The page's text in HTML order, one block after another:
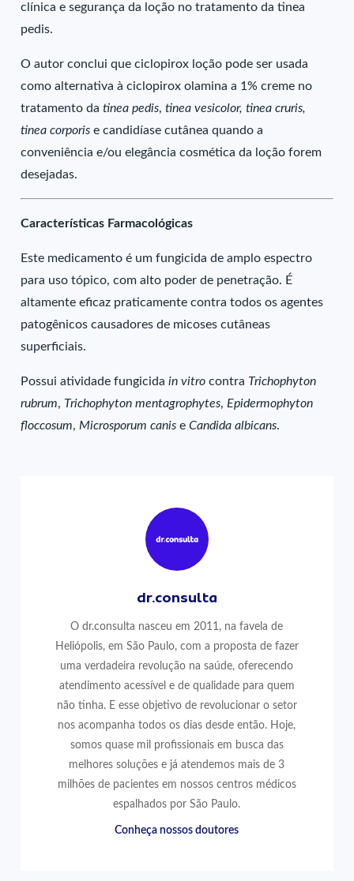
clínica e segurança da loção no tratamento da tinea
pedis.
O autor conclui que ciclopirox loção pode ser usada
como alternativa à ciclopirox olamina a 1% creme no
tratamento da tinea pedis,tinea vesicolor, tinea cruris,
tinea corporis e candidíase cutânea quando a
conveniência e/ou elegância cosmética da loção forem
desejadas.
Características Farmacológicas
Este medicamento é um fungicida de amplo espectro
para uso tópico, com alto poder de penetração. É
altamente eficaz praticamente contra todos os agentes
patogênicos causadores de micoses cutâneas
superficiais.
Possui atividade fungicidain vitro contra Trichophyton
rubrum, Trichophyton mentagrophytes, Epidermophyton
floccosum, Microsporum canis eCandida albicans.
dr.consulta
O dr.consulta nasceu em 2011, na favela de
Heliópolis, em São Paulo, com a proposta de fazer
uma verdadeira revolução na saúde, oferecendo
atendimento acessível e de qualidade para quem
não tinha. E esse objetivo de revolucionar o setor
nos acompanha todos os dias desde então. Hoje,
somos quase mil profissionais em busca das
melhores soluções e já atendemos mais de 3
milhões de pacientes em nossos centros médicos
espalhados por São Paulo.
Conheça nossos doutores